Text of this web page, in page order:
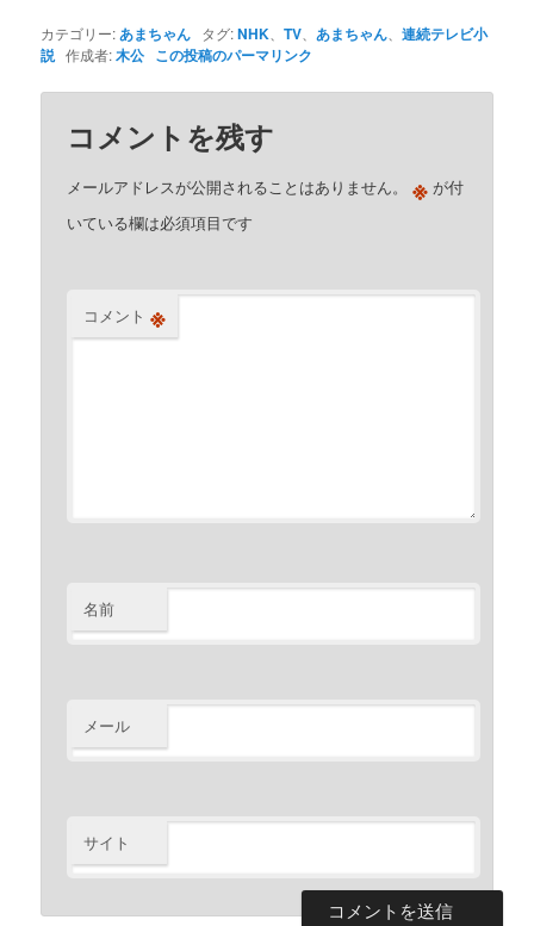
カテゴリー:あまちゃん タグ:NHK 、TV あまちゃん 、連続テレビ小
説 作成者:木公 この投稿のパーマリンク
コメントを残す
メールアドレスが公開されることはありません。 ※ が付
いている欄は必須項目です
コメント ※
名前
メール
サイト